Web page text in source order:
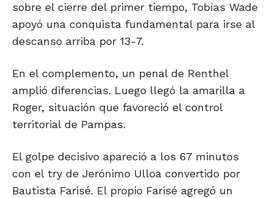
sobre el cierre del primer tiempo, Tobías Wade
apoyó una conquista fundamental para irse al
descanso arriba por 13-7.
En el complemento, un penal de Renthel
amplió diferencias. Luego llegó la amarilla a
Roger, situación que favoreció el control
territorial de Pampas.
El golpe decisivo apareció a los 67 minutos
con el try de Jerónimo Ulloa convertido por
Bautista Farisé. El propio Farisé agregó un